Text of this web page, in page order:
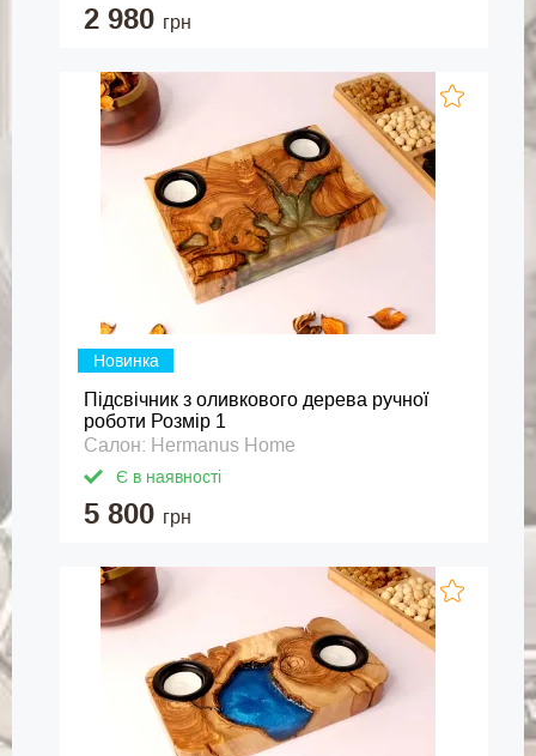
2 980 грн
Новинка
Підсвічник з оливкового дерева ручної
роботи Розмір 1
Салон: Hermanus Home
Є в наявності
5 800 грн